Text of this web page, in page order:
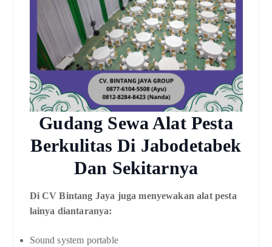
Gudang Sewa Alat Pesta
Berkulitas Di Jabodetabek
Dan Sekitarnya
Di CV Bintang Jaya juga menyewakan alat pesta
lainya diantaranya:
Sound system portable